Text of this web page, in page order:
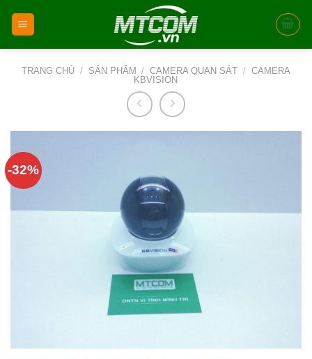
TRANG CHỦ / SẢN PHẨM / CAMERA QUAN SÁT / CAMERA
KBVISION
-32%